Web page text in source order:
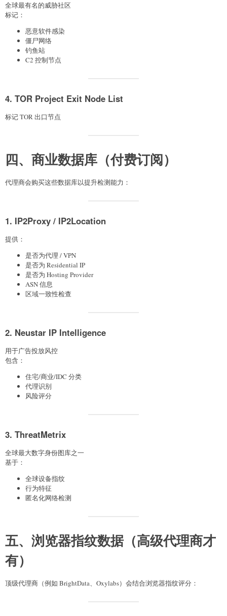
全球最有名的威胁社区
标记：
恶意软件感染
僵尸网络
钓鱼站
C2 控制节点
4. TOR Project Exit Node List
标记 TOR 出口节点
四、商业数据库（付费订阅）
代理商会购买这些数据库以提升检测能力：
1. IP2Proxy / IP2Location
提供：
是否为代理 / VPN
是否为 Residential IP
是否为 Hosting Provider
ASN 信息
区域一致性检查
2. Neustar IP Intelligence
用于广告投放风控
包含：
住宅/商业/IDC 分类
代理识别
风险评分
3. ThreatMetrix
全球最大数字身份图库之一
基于：
全球设备指纹
行为特征
匿名化网络检测
五、浏览器指纹数据（高级代理商才
有）
顶级代理商（例如 BrightData、Oxylabs）会结合浏览器指纹评分：